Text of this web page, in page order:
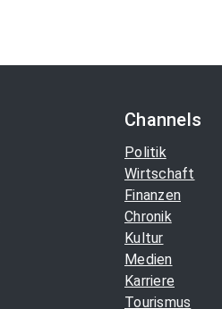
Channels
Politik
Wirtschaft
Finanzen
Chronik
Kultur
Medien
Karriere
Tourismus